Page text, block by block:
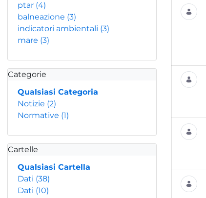
ptar (4)
balneazione (3)
indicatori ambientali (3)
mare (3)
Categorie
Qualsiasi Categoria
Notizie (2)
Normative (1)
Cartelle
Qualsiasi Cartella
Dati (38)
Dati (10)